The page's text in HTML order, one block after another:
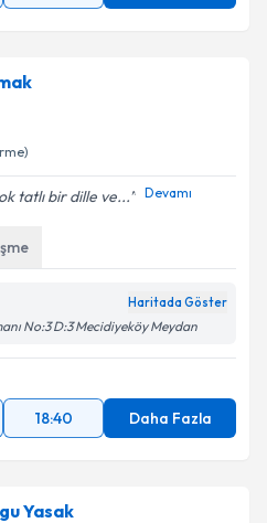
tatlı bir dille ve... Devamı
Haritada Göster
No:3 D:3 Mecidiyeköy Meydan
18:40 Daha Fazla
Yasak